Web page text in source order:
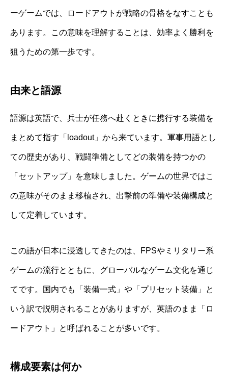
ーゲームでは、ロードアウトが戦略の骨格をなすことも
あります。この意味を理解することは、効率よく勝利を
狙うための第一歩です。
由来と語源
語源は英語で、兵士が任務へ赴くときに携行する装備を
まとめて指す「loadout」から来ています。軍事用語とし
ての歴史があり、戦闘準備としてどの装備を持つかの
「セットアップ」を意味しました。ゲームの世界ではこ
の意味がそのまま移植され、出撃前の準備や装備構成と
して定着しています。
この語が日本に浸透してきたのは、FPSやミリタリー系
ゲームの流行とともに、グローバルなゲーム文化を通じ
てです。国内でも「装備一式」や「プリセット装備」と
いう訳で説明されることがありますが、英語のまま「ロ
ードアウト」と呼ばれることが多いです。
構成要素は何か